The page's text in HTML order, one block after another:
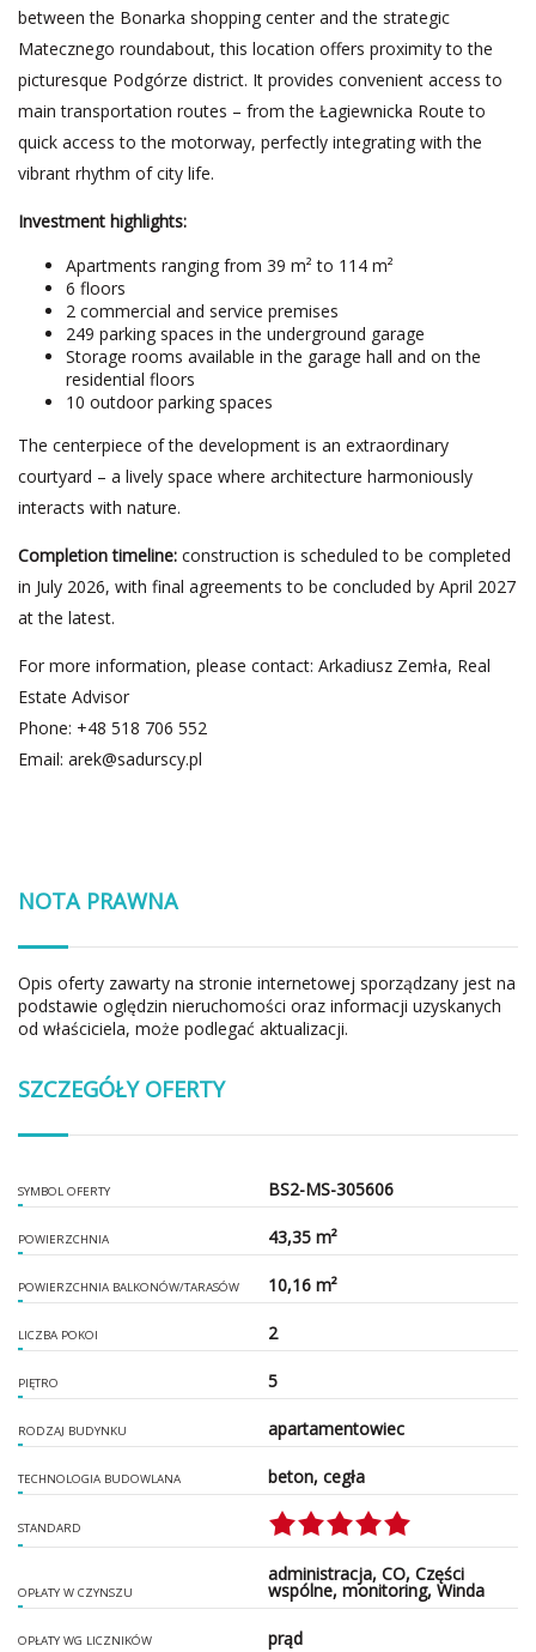
between the Bonarka shopping center and the strategic
Matecznego roundabout, this location offers proximity to the
picturesque Podgórze district. It provides convenient access to
main transportation routes – from the Łagiewnicka Route to
quick access to the motorway, perfectly integrating with the
vibrant rhythm of city life.
Investment highlights:
Apartments ranging from 39 m² to 114 m²
6 floors
2 commercial and service premises
249 parking spaces in the underground garage
Storage rooms available in the garage hall and on the
residential floors
10 outdoor parking spaces
The centerpiece of the development is an extraordinary
courtyard – a lively space where architecture harmoniously
interacts with nature.
Completion timeline: construction is scheduled to be completed
in July 2026, with final agreements to be concluded by April 2027
at the latest.
For more information, please contact: Arkadiusz Zemła, Real
Estate Advisor
Phone: +48 518 706 552
Email: arek@sadurscy.pl
NOTA PRAWNA
Opis oferty zawarty na stronie internetowej sporządzany jest na
podstawie oględzin nieruchomości oraz informacji uzyskanych
od właściciela, może podlegać aktualizacji.
SZCZEGÓŁY OFERTY
SYMBOL OFERTY BS2-MS-305606
POWIERZCHNIA 43,35 m²
POWIERZCHNIA BALKONÓW/TARASÓW 10,16 m²
LICZBA POKOI 2
PIĘTRO 5
RODZAJ BUDYNKU apartamentowiec
TECHNOLOGIA BUDOWLANA beton, cegła
STANDARD
OPŁATY W CZYNSZU
administracja, CO, Części
wspólne, monitoring, Winda
OPŁATY WG LICZNIKÓW prąd